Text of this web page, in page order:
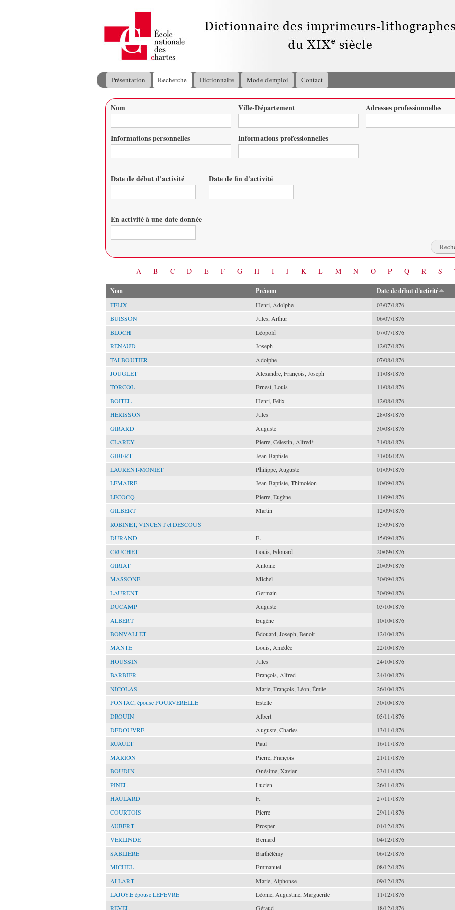
principal
Menu principal
Présentation Recherche Dictionnaire Mode d'emploi Contact
Vous êtes ici
Nom Ville-Département Adresses professionnelles
Informations personnelles Informations professionnelles
Date de début d'activité Date de fin d'activité
En activité à une date donnée
A B C D E F G H I J K L M N O P Q R S
Nom Prénom Date de début d'activité
FELIX Henri, Adolphe
03/07/1876
BUISSON
Jules, Arthur
06/07/1876
BLOCH
Léopold
07/07/1876
RENAUD
Joseph
12/07/1876
TALBOUTIER
Adolphe
07/08/1876
JOUGLET
Alexandre, François, Joseph
11/08/1876
TORCOL
Ernest, Louis
11/08/1876
BOITEL
Henri, Félix
12/08/1876
HÉRISSON
Jules 28/08/1876
GIRARD
Auguste
30/08/1876
CLAREY
Pierre, Célestin, Alfred* 31/08/1876
GIBERT
Jean-Baptiste
31/08/1876
LAURENT-MONIET
Philippe, Auguste
01/09/1876
LEMAIRE
Jean-Baptiste, Thimoléon
10/09/1876
LECOCQ
Pierre, Eugène
11/09/1876
GILBERT
Martin
12/09/1876
ROBINET, VINCENT et DESCOUS
15/09/1876
DURAND
E.
15/09/1876
CRUCHET
Louis, Édouard
20/09/1876
GIRIAT
Antoine
20/09/1876
MASSONE
Michel 30/09/1876
LAURENT
Germain 30/09/1876
DUCAMP
Auguste
03/10/1876
ALBERT
Eugène
10/10/1876
BONVALLET
Édouard, Joseph, Benoît
12/10/1876
MANTE
Louis, Amédée
22/10/1876
HOUSSIN
Jules
24/10/1876
BARBIER
François, Alfred
24/10/1876
NICOLAS
Marie, François, Léon, Émile
26/10/1876
PONTAC, épouse POURVERELLE
Estelle
30/10/1876
DROUIN
Albert
05/11/1876
DEDOUVRE
Auguste, Charles
13/11/1876
RUAULT
Paul
16/11/1876
MARION
Pierre, François
21/11/1876
BOUDIN
Onésime, Xavier
23/11/1876
PINEL
Lucien
26/11/1876
HAULARD
F.
27/11/1876
COURTOIS
Pierre
29/11/1876
AUBERT
Prosper
01/12/1876
VERLINDE
Bernard
04/12/1876
SABLIÈRE
Barthélémy
06/12/1876
MICHEL
Emmanuel
08/12/1876
ALLART
Marie, Alphonse
09/12/1876
LAJOYE épouse LEFÈVRE
Léonie, Augustine, Marguerite
11/12/1876
REVEL
Géraud 18/12/1876